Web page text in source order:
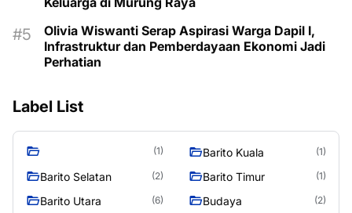
Olivia Wiswanti Serap Aspirasi Warga Dapil I,
Infrastruktur dan Pemberdayaan Ekonomi Jadi
Perhatian
Label List
(1) Barito Kuala (1)
Barito Selatan (2) Barito Timur (1)
Barito Utara (6) Budaya (2)